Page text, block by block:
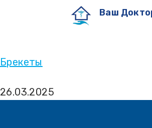
Ваш
Брекеты
26.03.2025